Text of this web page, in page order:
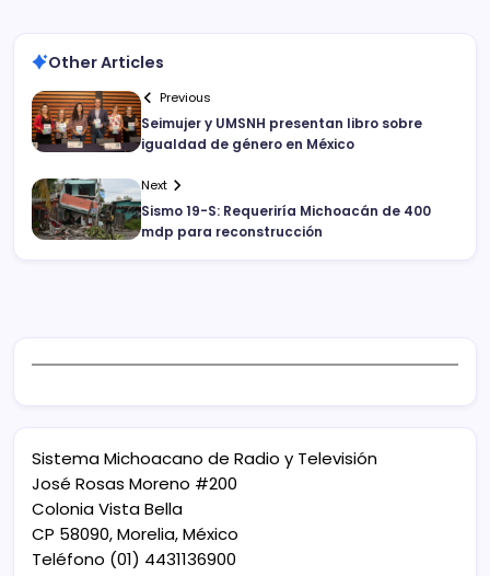
Other Articles
Previous
Seimujer y UMSNH presentan libro sobre
igualdad de género en México
Next
Sismo 19-S: Requeriría Michoacán de 400
mdp para reconstrucción
Sistema Michoacano de Radio y Televisión
José Rosas Moreno #200
Colonia Vista Bella
CP 58090, Morelia, México
Teléfono (01) 4431136900